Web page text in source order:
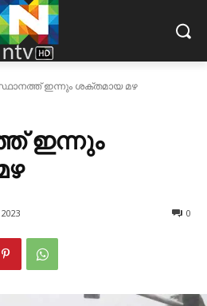
ഇന്നും ശക്തമായ മഴ
ഇന്നും
0